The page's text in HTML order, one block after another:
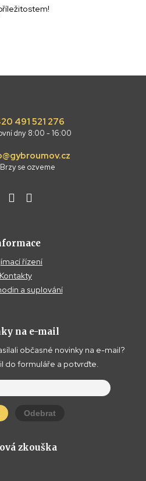
491 521 276
dny 8:00 - 16:00
Brzy se ozveme
řízení
Kontakty
a suplování
na e-mail
občasné novinky na e-mail?
do formuláře a potvrďte.
Odebrat
zkouška